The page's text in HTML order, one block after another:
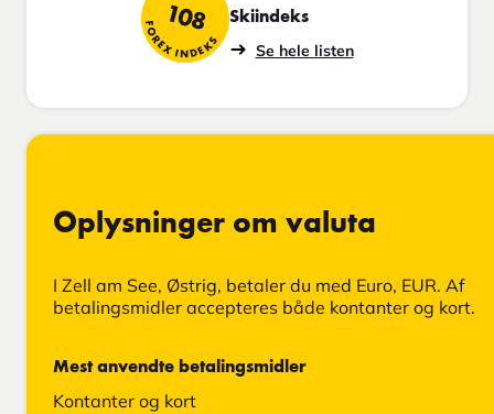
108
FOREX INDEKS Skiindeks
Se hele listen
Oplysninger om valuta
I Zell am See, Østrig, betaler du med Euro, EUR. Af
betalingsmidler accepteres både kontanter og kort.
Mest anvendte betalingsmidler
Kontanter og kort